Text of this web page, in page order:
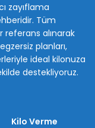
zayıflama
Tüm
referans alınarak
planları,
ideal kilonuza
destekliyoruz.
Kilo Verme